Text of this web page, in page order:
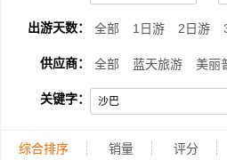
出游天数： 全部 1日游 2日游
供应商： 全部 蓝天旅游 美丽
关键字：
综合排序 销量 评分